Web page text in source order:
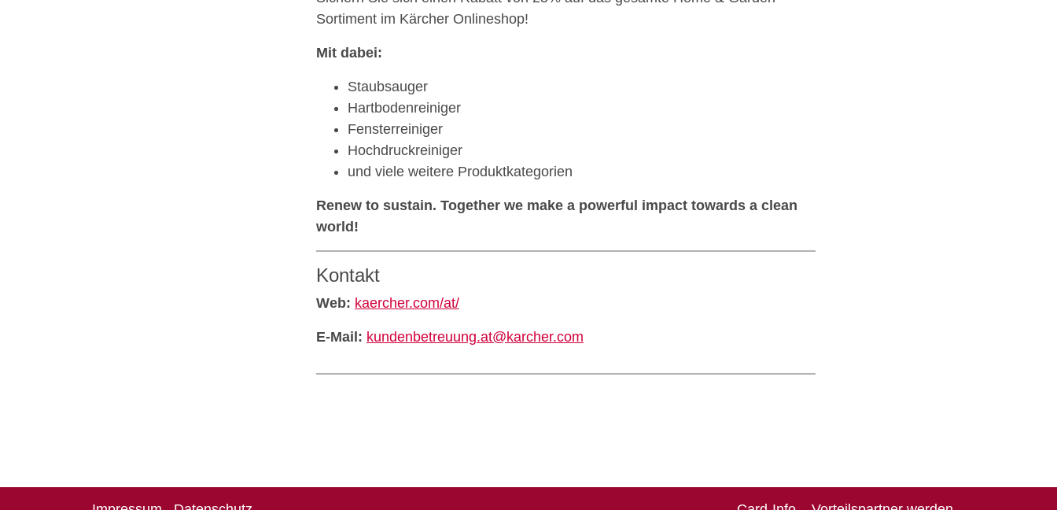
Sortiment im Kärcher Onlineshop!
Mit dabei:
Staubsauger
Hartbodenreiniger
Fensterreiniger
Hochdruckreiniger
und viele weitere Produktkategorien
Renew to sustain. Together we make a powerful impact towards a clean
world!
Kontakt
Web: kaercher.com/at/
E-Mail: kundenbetreuung.at@karcher.com